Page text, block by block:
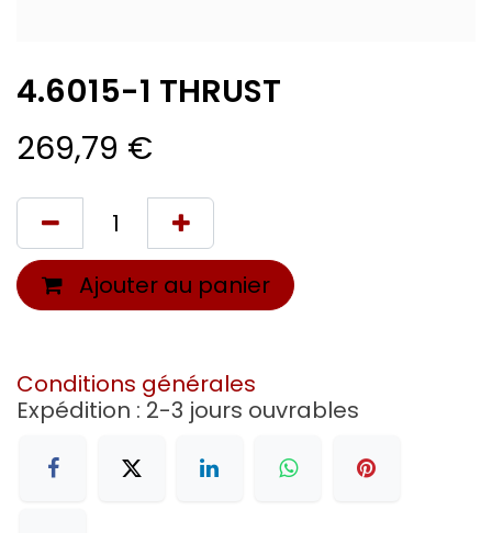
4.6015-1 THRUST
269,79 €
Ajouter au panier
Conditions générales
Expédition : 2-3 jours ouvrables